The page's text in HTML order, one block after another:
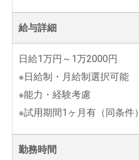
給与詳細
日給1万円～1万2000円
※日給制・月給制選択可能
※能力・経験考慮
※試用期間1ヶ月有（同条件）
勤務時間